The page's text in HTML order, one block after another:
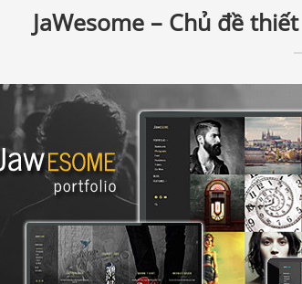
JaWesome – Chủ đề